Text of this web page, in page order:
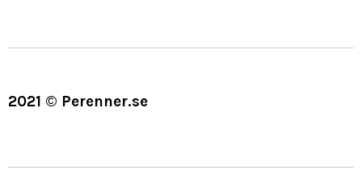
2021 © Perenner.se